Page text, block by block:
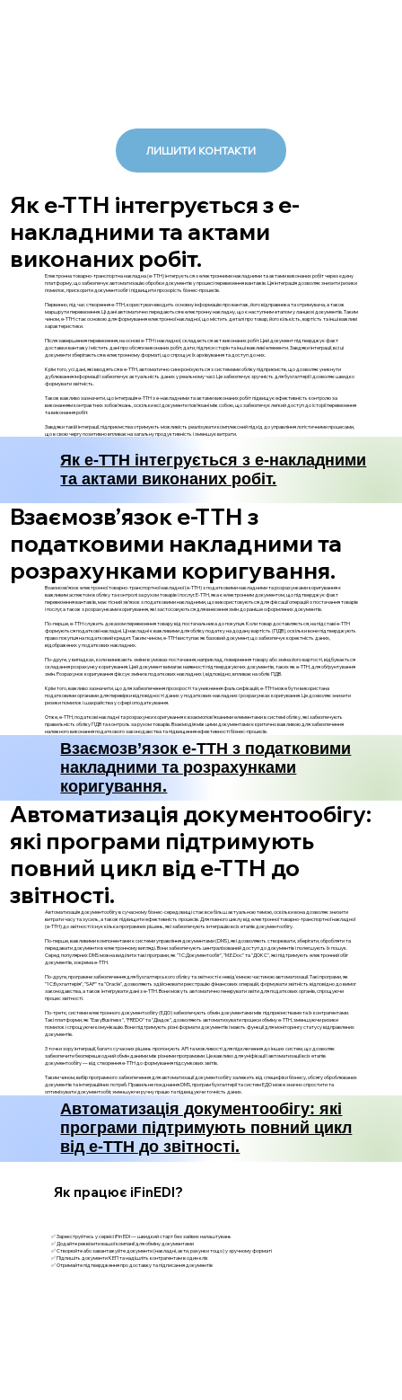
ЛИШИТИ КОНТАКТИ
Як е-ТТН інтегрується з е-
накладними та актами
виконаних робіт.
Електронна товарно-транспортна накладна (е-ТТН) інтегрується з електронними накладними та актами виконаних робіт через єдину
платформу, що забезпечує автоматизацію обробки документів у процесі перевезення вантажів. Ця інтеграція дозволяє знизити ризики
помилок, прискорити документообіг і підвищити прозорість бізнес-процесів.
Первинно, під час створення е-ТТН, користувач вводить основну інформацію про вантаж, його відправника та отримувача, а також
маршрути перевезення. Ці дані автоматично передаються в електронну накладну, що є наступним етапом у ланцюзі документів. Таким
чином, е-ТТН стає основою для формування електронної накладної, що містить деталі про товар, його кількість, вартість та інші важливі
характеристики.
Після завершення перевезення, на основі е-ТТН і накладної, складається акт виконаних робіт. Цей документ підтверджує факт
доставки вантажу і містить дані про обсяги виконаних робіт, дати, підписи сторін та інші важливі елементи. Завдяки інтеграції, всі ці
документи зберігаються в електронному форматі, що спрощує їх архівування та доступ до них.
Крім того, усі дані, які вводяться в е-ТТН, автоматично синхронізуються з системами обліку підприємств, що дозволяє уникнути
дублювання інформації і забезпечує актуальність даних у реальному часі. Це забезпечує зручність для бухгалтерії і дозволяє швидко
формувати звітність.
Також важливо зазначити, що інтеграція е-ТТН з е-накладними та актами виконаних робіт підвищує ефективність контролю за
виконанням контрактних зобов'язань, оскільки всі документи пов'язані між собою, що забезпечує легкий доступ до історії перевезення
та виконання робіт.
Завдяки такій інтеграції, підприємства отримують можливість реалізувати комплексний підхід до управління логістичними процесами,
що в свою чергу позитивно впливає на загальну продуктивність і зменшує витрати.
Як е-ТТН інтегрується з е-накладними
та актами виконаних робіт.
Взаємозв’язок е-ТТН з
податковими накладними та
розрахунками коригування.
Взаємозв’язок електронної товарно-транспортної накладної (е-ТТН) з податковими накладними та розрахунками коригування є
важливим аспектом в обліку та контролі за рухом товарів і послуг. Е-ТТН, яка є електронним документом, що підтверджує факт
перевезення вантажів, має тісний зв’язок з податковими накладними, що використовуються для фіксації операцій з постачання товарів
і послуг, а також з розрахунками коригування, які застосовуються для внесення змін до раніше оформлених документів.
По-перше, е-ТТН служить доказом перевезення товару від постачальника до покупця. Коли товар доставляється, на підставі е-ТТН
формуються податкові накладні. Ці накладні є важливими для обліку податку на додану вартість (ПДВ), оскільки вони підтверджують
право покупця на податковий кредит. Таким чином, е-ТТН виступає як базовий документ, що забезпечує коректність даних,
відображених у податкових накладних.
По-друге, у випадках, коли виникають зміни в умовах постачання, наприклад, повернення товару або зміна його вартості, відбувається
складання розрахунку коригування. Цей документ вимагає наявності підтверджуючих документів, таких як е-ТТН, для обґрунтування
змін. Розрахунок коригування фіксує зміни в податкових накладних і, відповідно, впливає на облік ПДВ.
Крім того, важливо зазначити, що для забезпечення прозорості та уникнення фальсифікацій, е-ТТН може бути використана
податковими органами для перевірки відповідності даних у податкових накладних і розрахунках коригування. Це дозволяє знизити
ризики помилок і шахрайства у сфері оподаткування.
Отже, е-ТТН, податкові накладні та розрахунки коригування є взаємопов’язаними елементами в системі обліку, які забезпечують
правильність обліку ПДВ та контроль за рухом товарів. Взаємодія між цими документами є критично важливою для забезпечення
належного виконання податкового законодавства та підвищення ефективності бізнес-процесів.
Взаємозв’язок е-ТТН з податковими
накладними та розрахунками
коригування.
Автоматизація документообігу:
які програми підтримують
повний цикл від е-ТТН до
звітності.
Автоматизація документообігу в сучасному бізнес-середовищі стає все більш актуальною темою, оскільки вона дозволяє знизити
витрати часу та зусиль, а також підвищити ефективність процесів. Для повного циклу від електронної товарно-транспортної накладної
(е-ТТН) до звітності існує кілька програмних рішень, які забезпечують інтеграцію всіх етапів документообігу.
По-перше, важливими компонентами є системи управління документами (DMS), які дозволяють створювати, зберігати, обробляти та
передавати документи в електронному вигляді. Вони забезпечують централізований доступ до документів і полегшують їх пошук.
Серед популярних DMS можна виділити такі програми, як "1С:Документообіг", "M.E.Doc" та "ДОКС", які підтримують електронний обіг
документів, зокрема е-ТТН.
По-друге, програмне забезпечення для бухгалтерського обліку та звітності є невід'ємною частиною автоматизації. Такі програми, як
"1С:Бухгалтерія", "SAP" та "Oracle", дозволяють здійснювати реєстрацію фінансових операцій, формувати звітність відповідно до вимог
законодавства, а також інтегрувати дані з е-ТТН. Вони можуть автоматично генерувати звіти для податкових органів, спрощуючи
процес звітності.
По-третє, системи електронного документообігу (ЕДО) забезпечують обмін документами між підприємствами та їх контрагентами.
Такі платформи, як "EasyBusiness", "FREDO" та "Діадок", дозволяють автоматизувати процеси обміну е-ТТН, зменшуючи ризики
помилок і спрощуючи комунікацію. Вони підтримують різні формати документів і мають функції для моніторингу статусу відправлених
документів.
З точки зору інтеграції, багато сучасних рішень пропонують API та можливості для підключення до інших систем, що дозволяє
забезпечити безперешкодний обмін даними між різними програмами. Це важливо для уніфікації і автоматизації всіх етапів
документообігу — від створення е-ТТН до формування підсумкових звітів.
Таким чином, вибір програмного забезпечення для автоматизації документообігу залежить від специфіки бізнесу, обсягу оброблюваних
документів та інтеграційних потреб. Правильне поєднання DMS, програм бухгалтерії та систем ЕДО може значно спростити та
оптимізувати документообіг, зменшуючи ручну працю та підвищуючи точність даних.
Автоматизація документообігу: які
програми підтримують повний цикл
від е-ТТН до звітності.
✅ Зареєструйтесь у сервісі iFin EDI — швидкий старт без зайвих налаштувань
✅ Додайте реквізити вашої компанії для обміну документами
✅ Створюйте або завантажуйте документи (накладні, акти, рахунки тощо) у зручному форматі
✅ Підпишіть документи КЕП та надішліть контрагентам в один клік
✅ Отримайте підтвердження про доставку та підписання документів
Як працює iFinEDI?